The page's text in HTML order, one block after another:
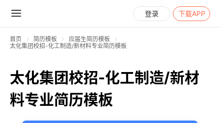
登录 下载APP
首页 简历模板
应届生简历模板
太化集团校招-化工制造/新材料专业简历模板
太化集团校招-化工制造/新材
料专业简历模板